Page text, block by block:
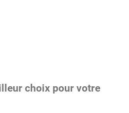
choix pour votre